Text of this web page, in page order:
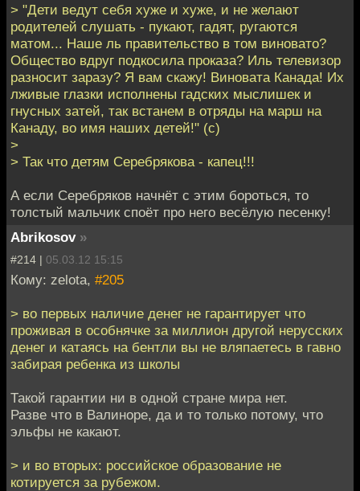
> "Дети ведут себя хуже и хуже, и не желают
родителей слушать - пукают, гадят, ругаются
матом... Наше ль правительство в том виновато?
Общество вдруг подкосила проказа? Иль телевизор
разносит заразу? Я вам скажу! Виновата Канада! Их
лживые глазки исполнены гадских мыслишек и
гнусных затей, так встанем в отряды на марш на
Канаду, во имя наших детей!" (с)
>
> Так что детям Серебрякова - капец!!!
А если Серебряков начнёт с этим бороться, то
толстый мальчик споёт про него весёлую песенку!
Abrikosov »
#214 | 05.03.12 15:15
Кому: zelota, #205
> во первых наличие денег не гарантирует что
проживая в особнячке за миллион другой нерусских
денег и катаясь на бентли вы не вляпаетесь в гавно
забирая ребенка из школы
Такой гарантии ни в одной стране мира нет.
Разве что в Валиноре, да и то только потому, что
эльфы не какают.
> и во вторых: российское образование не
котируется за рубежом.